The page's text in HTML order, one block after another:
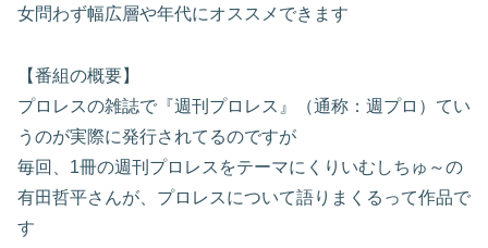
女問わず幅広層や年代にオススメできます
【番組の概要】
プロレスの雑誌で『週刊プロレス』（通称：週プロ）てい
うのが実際に発行されてるのですが
毎回、1冊の週刊プロレスをテーマにくりいむしちゅ～の
有田哲平さんが、プロレスについて語りまくるって作品で
す